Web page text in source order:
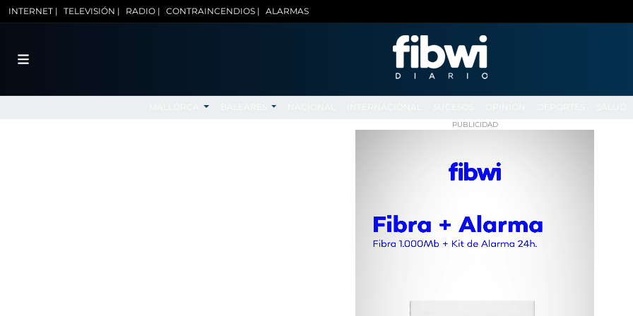
INTERNET | TELEVISIÓN | RADIO | CONTRAINCENDIOS | ALARMAS